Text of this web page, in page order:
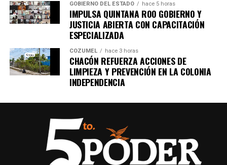
GOBIERNO DEL ESTADO hace 5 horas
IMPULSA QUINTANA ROO GOBIERNO Y
JUSTICIA ABIERTA CON CAPACITACIÓN
ESPECIALIZADA
COZUMEL hace 3 horas
CHACÓN REFUERZA ACCIONES DE
LIMPIEZA Y PREVENCIÓN EN LA COLONIA
INDEPENDENCIA